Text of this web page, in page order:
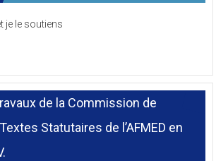
je le soutiens
de la Commission de
Statutaires de l’AFMED en